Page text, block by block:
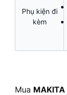
Phụ kiện đi
kèm
Mua MAKITA